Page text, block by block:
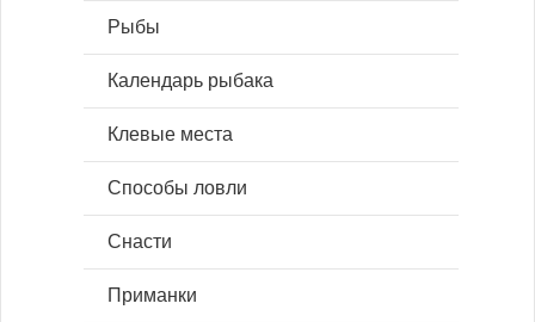
Рыбы
Календарь рыбака
Клевые места
Способы ловли
Снасти
Приманки